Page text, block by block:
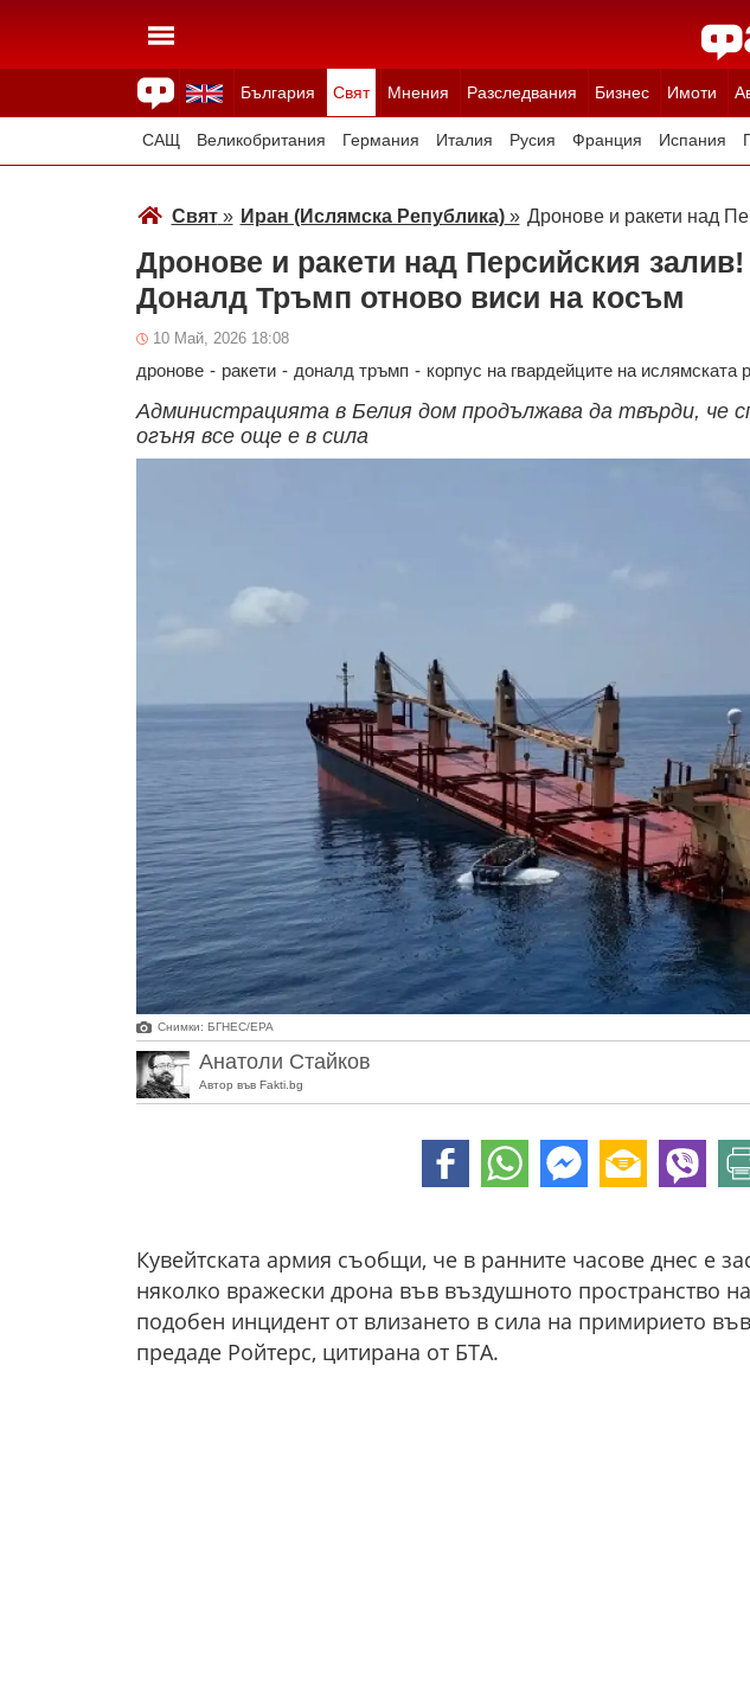
България Свят Мнения Разследвания Бизнес Имоти
Здраве Времето Анкети Вицове Куизове
САЩ Великобритания Германия Италия Русия Франция Испания
Свят» Иран (Ислямска Република)» Дронове и ракети над
Дронове и ракети над Персийския
Доналд Тръмп отново виси на косъм
10 Май, 2026 18:08
дронове - ракети - доналд тръмп - корпус на гвардейците на ислямската
Администрацията в Белия дом продължава да твърди, че
огъня все още е в сила
Снимки: БГНЕС/ЕРА
Анатоли Стайков
Автор във Fakti.bg
Кувейтската армия съобщи, че в ранните часове днес е
няколко вражески дрона във въздушното пространство
подобен инцидент от влизането в сила на примирието
предаде Ройтерс, цитирана от БТА.